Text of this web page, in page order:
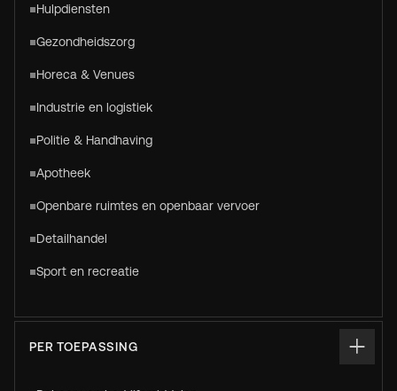
Hulpdiensten
Gezondheidszorg
Horeca & Venues
Industrie en logistiek
Politie & Handhaving
Apotheek
Openbare ruimtes en openbaar vervoer
Detailhandel
Sport en recreatie
PER TOEPASSING